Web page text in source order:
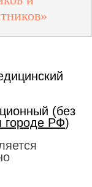
(без
городе РФ)